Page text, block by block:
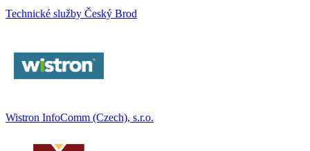
Technické služby Český Brod
Wistron InfoComm (Czech), s.r.o.